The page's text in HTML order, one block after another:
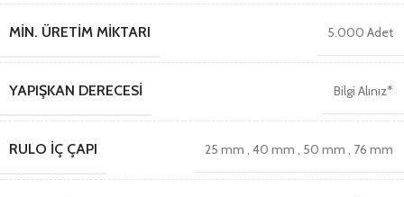
MIN. ÜRETIM MIKTARI 5.000 Adet
YAPIŞKAN DERECESI Bilgi Alınız*
RULO İÇ ÇAPI 25 mm 40 mm 50 mm 76 mm